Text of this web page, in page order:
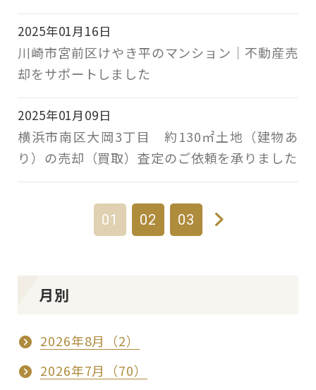
2025年01月16日
川崎市宮前区けやき平のマンション｜不動産売
却をサポートしました
2025年01月09日
横浜市南区大岡3丁目 約130㎡土地（建物あ
り）の売却（買取）査定のご依頼を承りました
01 02 03
月別
2026年8月（2）
2026年7月（70）